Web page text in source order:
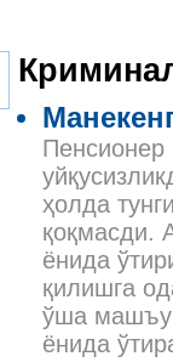
Пенсионер
ҳолда
қоқмасди.
ёнида
қилишга
ўша
ёнида